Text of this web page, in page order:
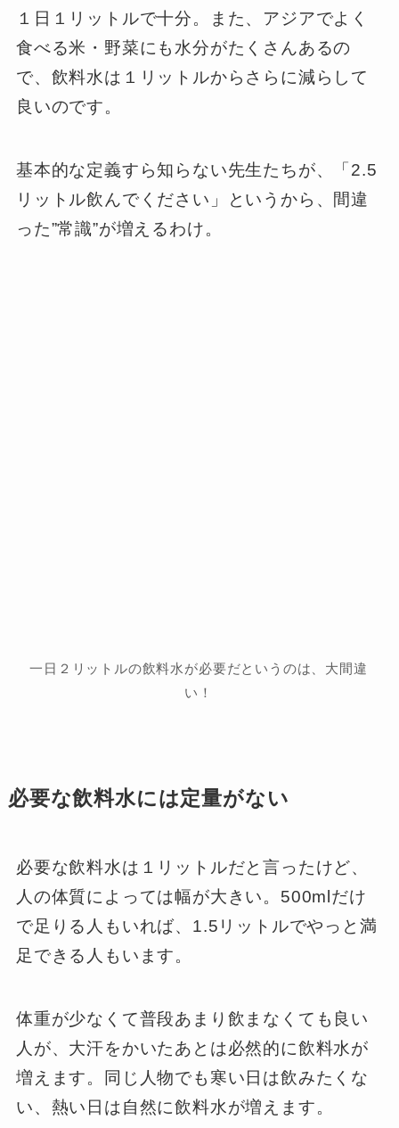
１日１リットルで十分。また、アジアでよく
食べる米・野菜にも水分がたくさんあるの
で、飲料水は１リットルからさらに減らして
良いのです。
基本的な定義すら知らない先生たちが、「2.5
リットル飲んでください」というから、間違
った”常識”が増えるわけ。
一日２リットルの飲料水が必要だというのは、大間違
い！
必要な飲料水には定量がない
必要な飲料水は１リットルだと言ったけど、
人の体質によっては幅が大きい。500mlだけ
で足りる人もいれば、1.5リットルでやっと満
足できる人もいます。
体重が少なくて普段あまり飲まなくても良い
人が、大汗をかいたあとは必然的に飲料水が
増えます。同じ人物でも寒い日は飲みたくな
い、熱い日は自然に飲料水が増えます。